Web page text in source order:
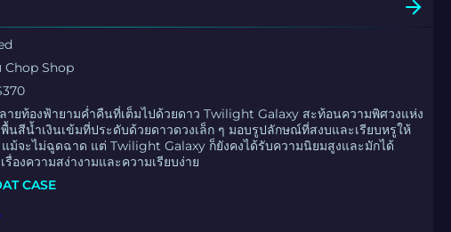
Chop Shop
ายท้องฟ้ายามค่ำคืนที่เต็มไปด้วยดาว Twilight Galaxy สะท้อนความพิศวงแห่ง
นสีน้ำเงินเข้มที่ประดับด้วยดาวดวงเล็ก ๆ มอบรูปลักษณ์ที่สงบและเรียบหรูให้
แม้จะไม่ฉูดฉาด แต่ Twilight Galaxy ก็ยังคงได้รับความนิยมสูงและมักได้
รื่องความสง่างามและความเรียบง่าย
CASE